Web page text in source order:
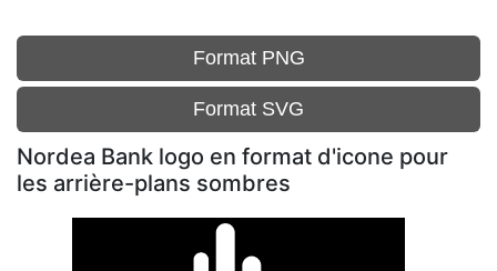
Format PNG
Format SVG
Nordea Bank logo en format d'icone pour
les arrière-plans sombres